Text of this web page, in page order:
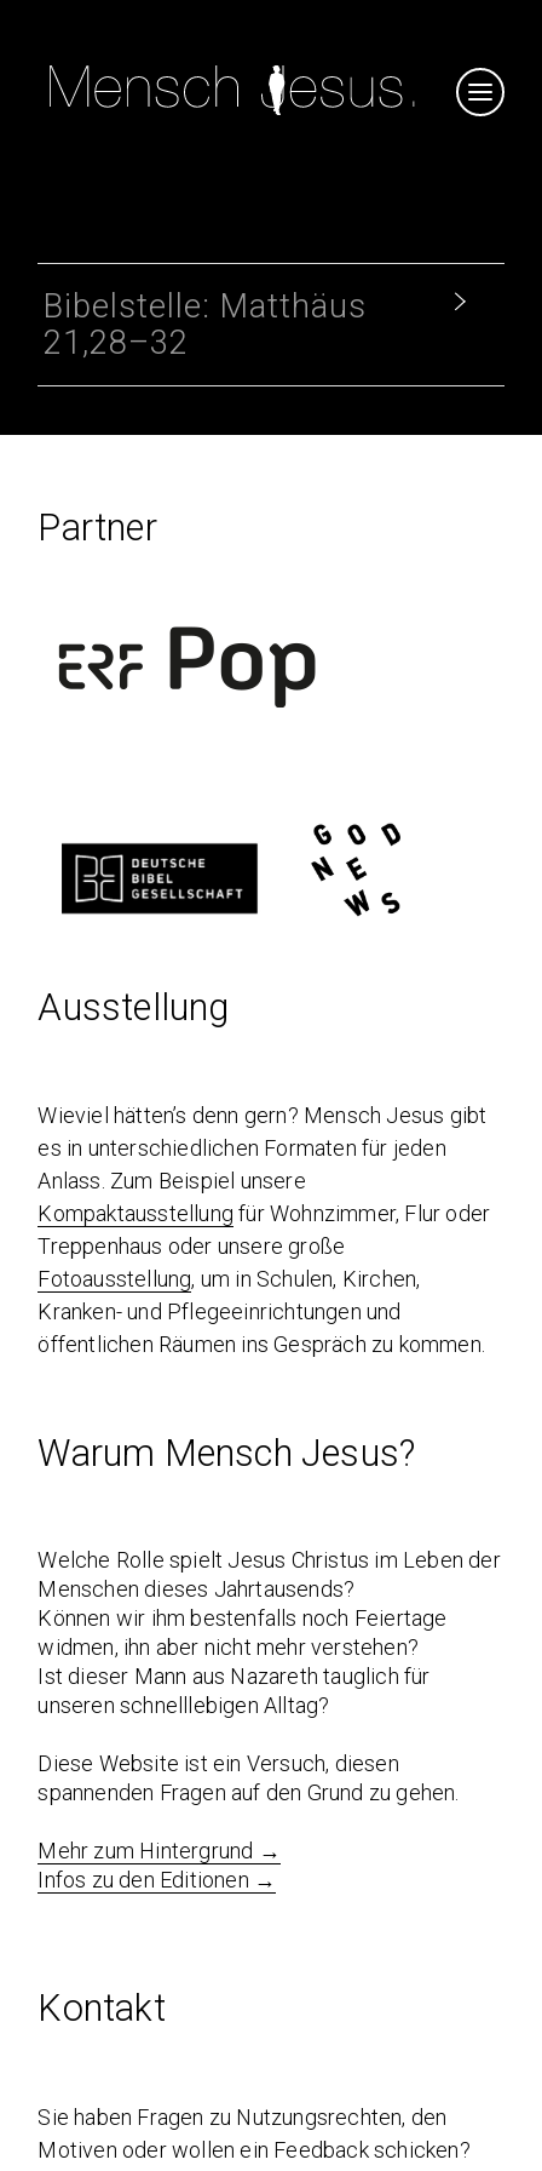
Bibelstelle: Matthäus
21,28–32
Partner
Ausstellung
Wieviel hätten’s denn gern? Mensch Jesus gibt
es in unterschiedlichen Formaten für jeden
Anlass. Zum Beispiel unsere
Kompaktausstellung für Wohnzimmer, Flur oder
Treppenhaus oder unsere große
Fotoausstellung, um in Schulen, Kirchen,
Kranken- und Pflegeeinrichtungen und
öffentlichen Räumen ins Gespräch zu kommen.
Warum Mensch Jesus?
Welche Rolle spielt Jesus Christus im Leben der
Menschen dieses Jahrtausends?
Können wir ihm bestenfalls noch Feiertage
widmen, ihn aber nicht mehr verstehen?
Ist dieser Mann aus Nazareth tauglich für
unseren schnelllebigen Alltag?
Diese Website ist ein Versuch, diesen
spannenden Fragen auf den Grund zu gehen.
Mehr zum Hintergrund →
Infos zu den Editionen →
Kontakt
Sie haben Fragen zu Nutzungsrechten, den
Motiven oder wollen ein Feedback schicken?